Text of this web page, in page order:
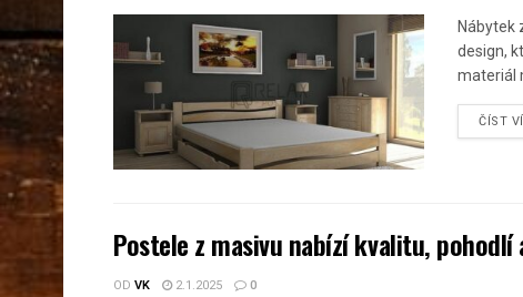
Nábytek
design,
materiál
ČÍST
Postele z masivu nabízí kvalitu, pohodlí
OD VK 2.1.2025 0